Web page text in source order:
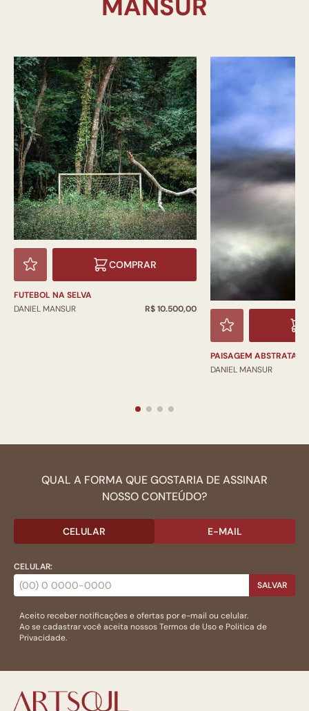
COMPRAR
FUTEBOL NA SELVA
DANIEL MANSUR
R$ 10.500,00
PAISAGEM ABSTRATA 6
DANIEL MANSUR
QUAL A FORMA QUE GOSTARIA DE ASSINAR
NOSSO CONTEÚDO?
CELULAR E-MAIL
CELULAR:
SALVAR
Aceito receber notificações e ofertas por e-mail ou celular.
Ao se cadastrar você aceita nossosTermos de Usoe Politica de
Privacidade.